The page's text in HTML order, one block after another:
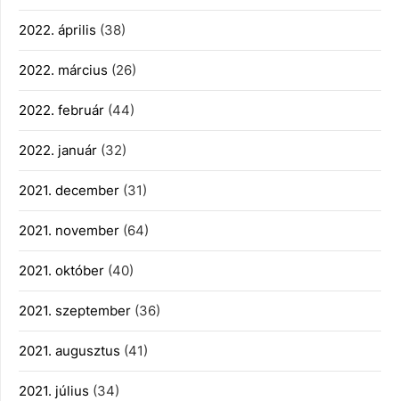
2022. április (38)
2022. március (26)
2022. február (44)
2022. január (32)
2021. december (31)
2021. november (64)
2021. október (40)
2021. szeptember (36)
2021. augusztus (41)
2021. július (34)